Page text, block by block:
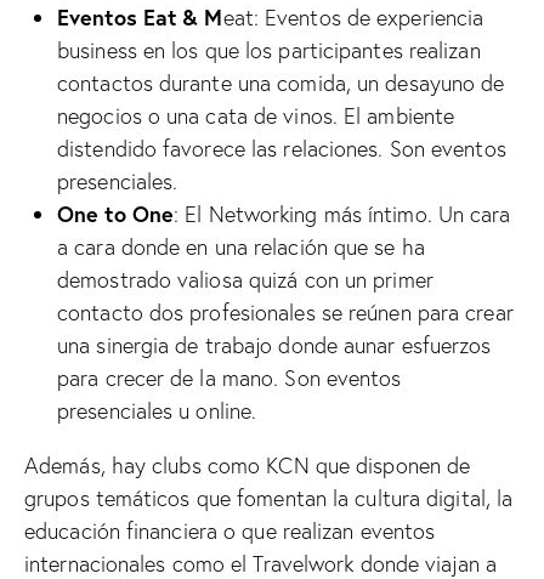
Eventos Eat & Meat: Eventos de experiencia
business en los que los participantes realizan
contactos durante una comida, un desayuno de
negocios o una cata de vinos. El ambiente
distendido favorece las relaciones. Son eventos
presenciales.
One to One: El Networking más íntimo. Un cara
a cara donde en una relación que se ha
demostrado valiosa quizá con un primer
contacto dos profesionales se reúnen para crear
una sinergia de trabajo donde aunar esfuerzos
para crecer de la mano. Son eventos
presenciales u online.
Además, hay clubs como KCN que disponen de
grupos temáticos que fomentan la cultura digital, la
educación financiera o que realizan eventos
internacionales como el Travelwork donde viajan a